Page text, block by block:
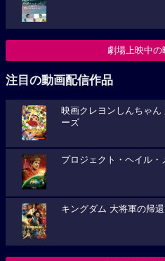
劇場上映中の
注目の動画配信作品
映画クレヨンしんちゃ
ーズ
プロジェクト・ヘイル・
キングダム 大将軍の帰還